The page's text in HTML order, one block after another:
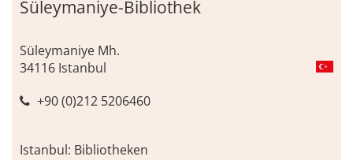
Süleymaniye-Bibliothek
Süleymaniye Mh.
34116 Istanbul
+90 (0)212 5206460
Istanbul: Bibliotheken